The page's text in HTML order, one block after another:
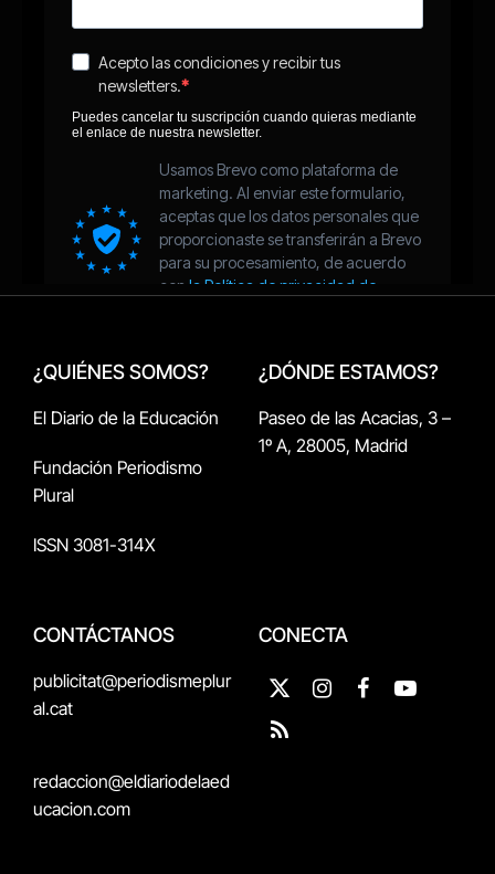
¿QUIÉNES SOMOS?
El Diario de la Educación
Fundación Periodismo
Plural
ISSN 3081-314X
¿DÓNDE ESTAMOS?
Paseo de las Acacias, 3 –
1º A, 28005, Madrid
CONTÁCTANOS
publicitat@periodismeplur
al.cat
redaccion@eldiariodelaed
ucacion.com
CONECTA
X
(Twitter)
InstagramFacebookYouTube
RSS